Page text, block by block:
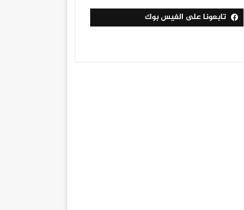
تابعونا على الفيس بوك